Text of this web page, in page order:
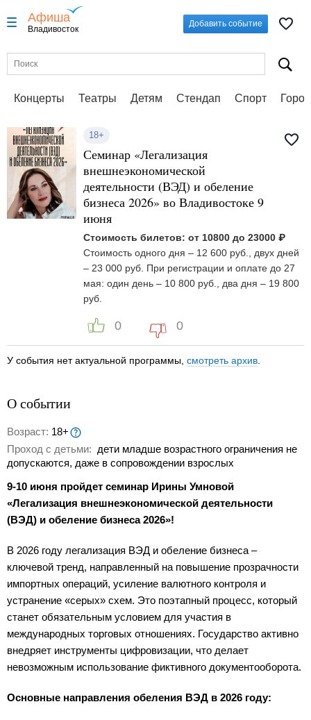
Афиша
Владивосток
Добавить событие
Концерты Театры Детям Стендап Спорт
18+
Семинар «Легализация
внешнеэкономической
деятельности (ВЭД) и обеление
бизнеса 2026» во Владивостоке 9
июня
Стоимость билетов: от 10800 до 23000 ₽
Стоимость одного дня – 12 600 руб., двух дней
– 23 000 руб. При регистрации и оплате до 27
мая: один день – 10 800 руб., два дня – 19 800
руб.
0 0
У события нет актуальной программы, смотреть архив
О событии
Возраст: 18+
Проход с детьми: дети младше возрастного ограничения не
допускаются, даже в сопровождении взрослых
9-10 июня пройдет семинар Ирины Умновой
«Легализация внешнеэкономической деятельности
(ВЭД) и обеление бизнеса 2026»!
В 2026 году легализация ВЭД и обеление бизнеса –
ключевой тренд, направленный на повышение прозрачности
импортных операций, усиление валютного контроля и
устранение «серых» схем. Это поэтапный процесс, который
станет обязательным условием для участия в
международных торговых отношениях. Государство активно
внедряет инструменты цифровизации, что делает
невозможным использование фиктивного документооборота.
Основные направления обеления ВЭД в 2026 году: